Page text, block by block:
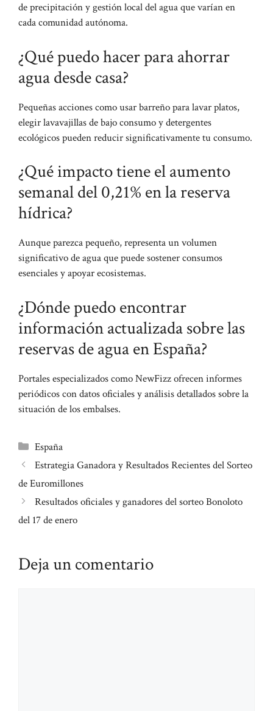
de precipitación y gestión local del agua que varían en
cada comunidad autónoma.
¿Qué puedo hacer para ahorrar
agua desde casa?
Pequeñas acciones como usar barreño para lavar platos,
elegir lavavajillas de bajo consumo y detergentes
ecológicos pueden reducir significativamente tu consumo.
¿Qué impacto tiene el aumento
semanal del 0,21% en la reserva
hídrica?
Aunque parezca pequeño, representa un volumen
significativo de agua que puede sostener consumos
esenciales y apoyar ecosistemas.
¿Dónde puedo encontrar
información actualizada sobre las
reservas de agua en España?
Portales especializados como NewFizz ofrecen informes
periódicos con datos oficiales y análisis detallados sobre la
situación de los embalses.
Categorías
España
Estrategia Ganadora y Resultados Recientes del Sorteo
de Euromillones
Resultados oficiales y ganadores del sorteo Bonoloto
del 17 de enero
Deja un comentario